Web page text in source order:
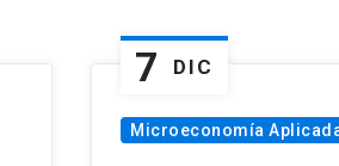
7 DIC
Microeconomía